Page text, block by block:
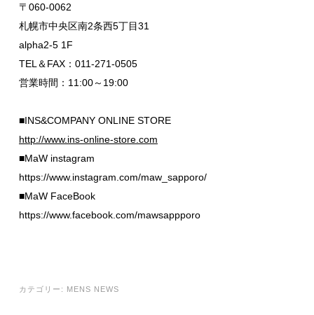
〒060-0062
札幌市中央区南2条西5丁目31
alpha2-5 1F
TEL＆FAX：011-271-0505
営業時間：11:00～19:00
■INS&COMPANY ONLINE STORE
http://www.ins-online-store.com
■MaW instagram
https://www.instagram.com/maw_sapporo/
■MaW FaceBook
https://www.facebook.com/mawsappporo
カテゴリー: MENS NEWS